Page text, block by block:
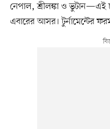
নেপাল, শ্রীলঙ্কা ও ভুটান—এই
এবারের আসর। টুর্নামেন্টের